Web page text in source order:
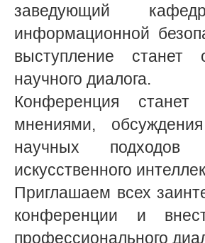
заведующий
информационной
выступление станет
научного диалога.
Конференция
мнениями,
научных подходов
искусственного
Приглашаем всех
конференции и
профессионального